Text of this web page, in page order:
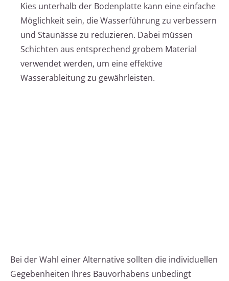
Kies unterhalb der Bodenplatte kann eine einfache
Möglichkeit sein, die Wasserführung zu verbessern
und Staunässe zu reduzieren. Dabei müssen
Schichten aus entsprechend grobem Material
verwendet werden, um eine effektive
Wasserableitung zu gewährleisten.
Bei der Wahl einer Alternative sollten die individuellen
Gegebenheiten Ihres Bauvorhabens unbedingt